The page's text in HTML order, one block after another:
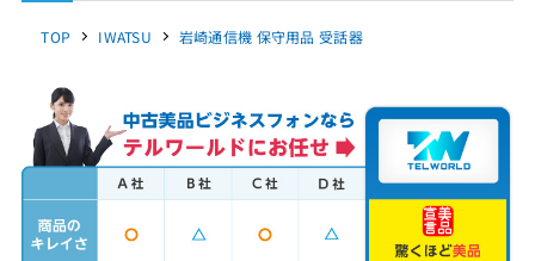
TOP IWATSU 岩崎通信機 保守用品 受話器